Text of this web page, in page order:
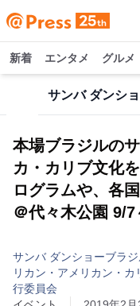
新着 エンタメ グルメ
本場ブラジルの
カ・カリブ文化
ログラムや、各
＠代々木公園 9/
サンバ ダンショーブラ
リカン・アメリカン・
行委員会